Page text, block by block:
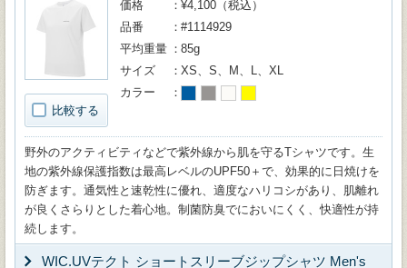
比較する
価格
¥4,100（税込）
品番
#1114929
平均重量
85g
サイズ
XS、S、M、L、XL
カラー
野外のアクティビティなどで紫外線から肌を守るTシャツです。生
地の紫外線保護指数は最高レベルのUPF50＋で、効果的に日焼けを
防ぎます。通気性と速乾性に優れ、適度なハリコシがあり、肌離れ
が良くさらりとした着心地。制菌防臭でにおいにくく、快適性が持
続します。
WIC.UVテクト ショートスリーブジップシャツ Men's